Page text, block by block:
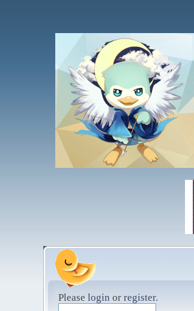
Please login or register.